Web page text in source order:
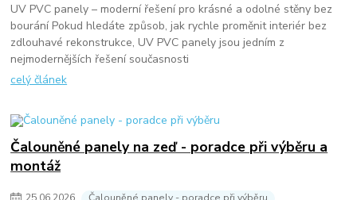
UV PVC panely – moderní řešení pro krásné a odolné stěny bez
bourání Pokud hledáte způsob, jak rychle proměnit interiér bez
zdlouhavé rekonstrukce, UV PVC panely jsou jedním z
nejmodernějších řešení současnosti
celý článek
Čalouněné panely na zeď - poradce při výběru a
montáž